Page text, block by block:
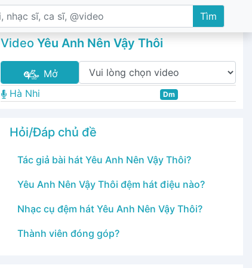
Tìm
Video Yêu Anh Nên Vậy Thôi
Mở
Hà Nhi
Dm
Hỏi/Đáp chủ đề
Tác giả bài hát Yêu Anh Nên Vậy Thôi?
Yêu Anh Nên Vậy Thôi đệm hát điệu nào?
Nhạc cụ đệm hát Yêu Anh Nên Vậy Thôi?
Thành viên đóng góp?